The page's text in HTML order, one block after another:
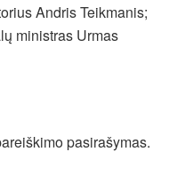
Andris Teikmanis;
ministras Urmas
pasirašymas.